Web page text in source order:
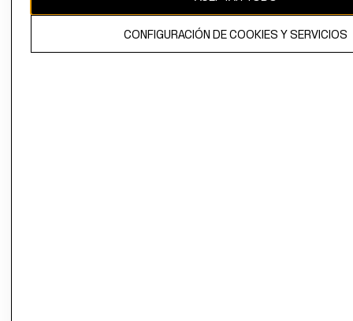
Chile ($)
CONFIGURACIÓN DE COOKIES Y SERVICIOS